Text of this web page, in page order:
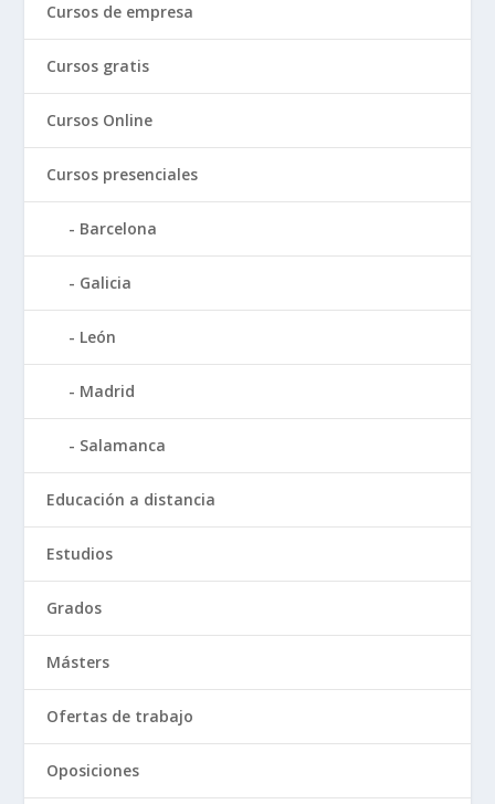
Cursos de empresa
Cursos gratis
Cursos Online
Cursos presenciales
Barcelona
Galicia
León
Madrid
Salamanca
Educación a distancia
Estudios
Grados
Másters
Ofertas de trabajo
Oposiciones